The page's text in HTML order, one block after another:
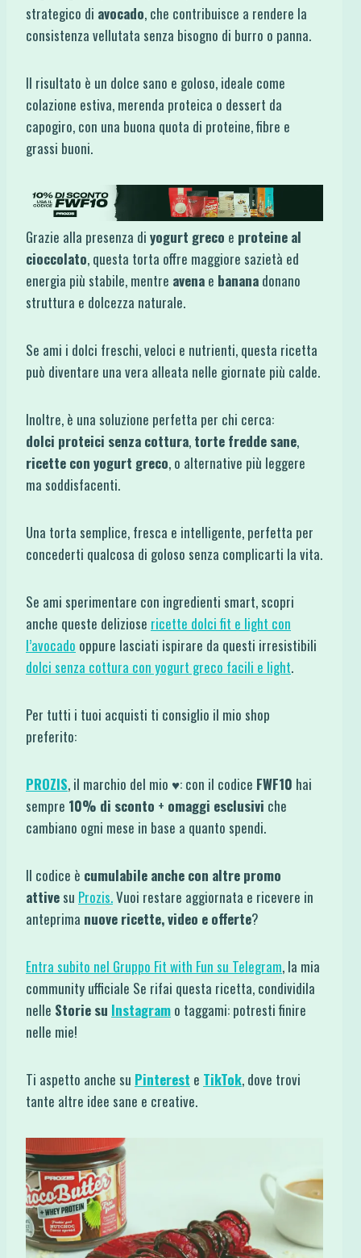
strategico di avocado, che contribuisce a rendere la
consistenza vellutata senza bisogno di burro o panna.
Il risultato è un dolce sano e goloso, ideale come
colazione estiva, merenda proteica o dessert da
capogiro, con una buona quota di proteine, fibre e
grassi buoni.
Grazie alla presenza di yogurt greco e proteine al
cioccolato, questa torta offre maggiore sazietà ed
energia più stabile, mentre avena e banana donano
struttura e dolcezza naturale.
Se ami i dolci freschi, veloci e nutrienti, questa ricetta
può diventare una vera alleata nelle giornate più calde.
Inoltre, è una soluzione perfetta per chi cerca:
dolci proteici senza cottura, torte fredde sane,
ricette con yogurt greco, o alternative più leggere
ma soddisfacenti.
Una torta semplice, fresca e intelligente, perfetta per
concederti qualcosa di goloso senza complicarti la vita.
Se ami sperimentare con ingredienti smart, scopri
anche queste deliziose ricette dolci fit e light con
l’avocado oppure lasciati ispirare da questi irresistibili
dolci senza cottura con yogurt greco facili e light.
Per tutti i tuoi acquisti ti consiglio il mio shop
preferito:
PROZIS, il marchio del mio ♥: con il codice FWF10 hai
sempre 10% di sconto + omaggi esclusivi che
cambiano ogni mese in base a quanto spendi.
Il codice è cumulabile anche con altre promo
attive su Prozis.Vuoi restare aggiornata e ricevere in
anteprima nuove ricette, video e offerte?
Entra subito nel Gruppo Fit with Fun su Telegram, la mia
community ufficiale Se rifai questa ricetta, condividila
nelle Storie su Instagram o taggami: potresti finire
nelle mie!
Ti aspetto anche su Pinterest e TikTok, dove trovi
tante altre idee sane e creative.